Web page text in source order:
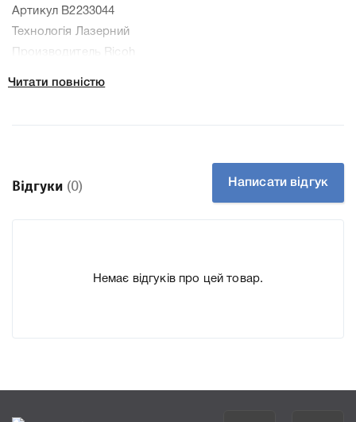
Артикул B2233044
Технологія Лазерний
Производитель Ricoh
Читати повністю
Відгуки (0) Написати відгук
Немає відгуків про цей товар.